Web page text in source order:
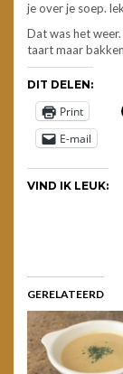
je over je soep.
Dat was het
taart maar
DIT DELEN:
Print
E-mail
VIND IK LEUK:
GERELATEERD